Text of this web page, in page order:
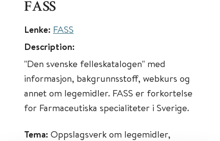
FASS
Lenke: FASS
Description:
"Den svenske felleskatalogen" med
informasjon, bakgrunnsstoff, webkurs og
annet om legemidler. FASS er forkortelse
for Farmaceutiska specialiteter i Sverige.
Tema: Oppslagsverk om legemidler,